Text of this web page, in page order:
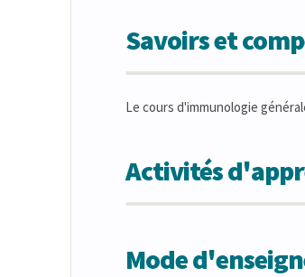
Savoirs et
Le cours d'immunologie
Activités
Mode